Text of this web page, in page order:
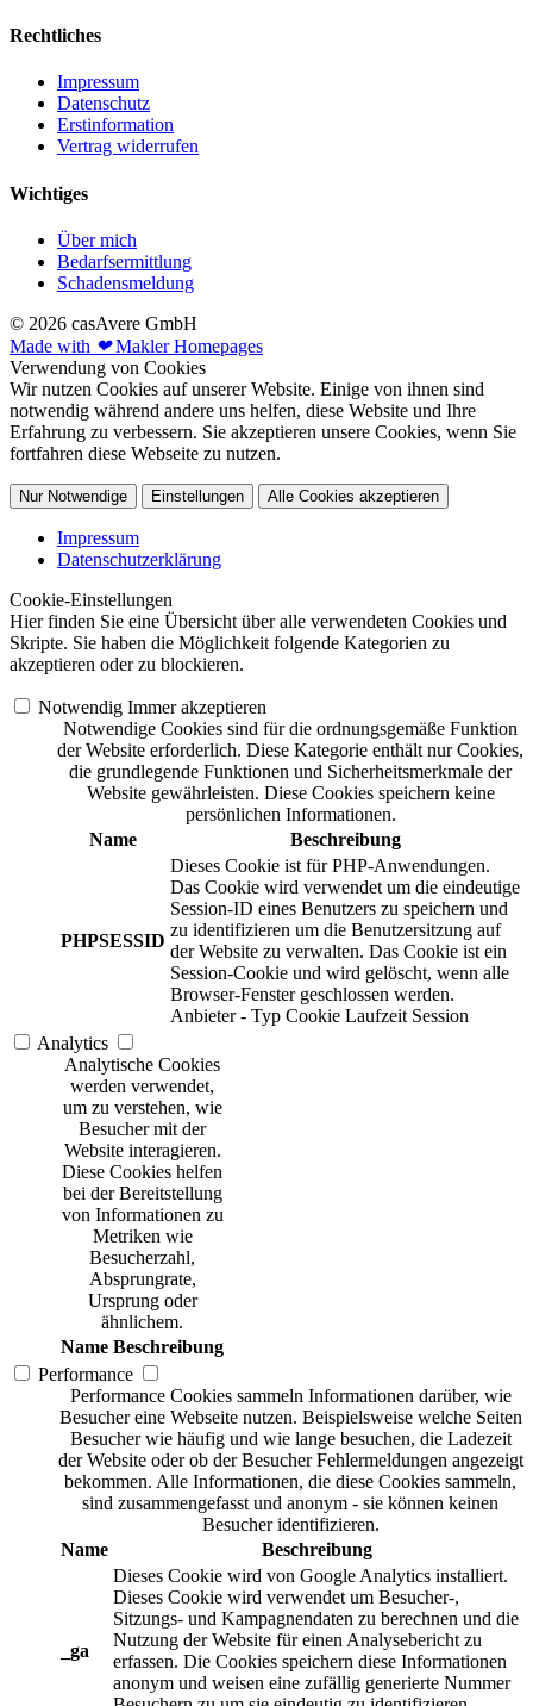
Rechtliches
Impressum
Datenschutz
Erstinformation
Vertrag widerrufen
Wichtiges
Über mich
Bedarfsermittlung
Schadensmeldung
© 2026 casAvere GmbH
Made with ❤Makler Homepages
Verwendung von Cookies
Wir nutzen Cookies auf unserer Website. Einige von ihnen sind
notwendig während andere uns helfen, diese Website und Ihre
Erfahrung zu verbessern. Sie akzeptieren unsere Cookies, wenn Sie
fortfahren diese Webseite zu nutzen.
Nur Notwendige Einstellungen Alle Cookies akzeptieren
Impressum
Datenschutzerklärung
Cookie-Einstellungen
Hier finden Sie eine Übersicht über alle verwendeten Cookies und
Skripte. Sie haben die Möglichkeit folgende Kategorien zu
akzeptieren oder zu blockieren.
Notwendig Immer akzeptieren
Notwendige Cookies sind für die ordnungsgemäße Funktion
der Website erforderlich. Diese Kategorie enthält nur Cookies,
die grundlegende Funktionen und Sicherheitsmerkmale der
Website gewährleisten. Diese Cookies speichern keine
persönlichen Informationen.
Name
Beschreibung
PHPSESSID
Dieses Cookie ist für PHP-Anwendungen.
Das Cookie wird verwendet um die eindeutige
Session-ID eines Benutzers zu speichern und
zu identifizieren um die Benutzersitzung auf
der Website zu verwalten. Das Cookie ist ein
Session-Cookie und wird gelöscht, wenn alle
Browser-Fenster geschlossen werden.
Anbieter - Typ Cookie Laufzeit Session
Analytics
Analytische Cookies
werden verwendet,
um zu verstehen, wie
Besucher mit der
Website interagieren.
Diese Cookies helfen
bei der Bereitstellung
von Informationen zu
Metriken wie
Besucherzahl,
Absprungrate,
Ursprung oder
ähnlichem.
Name Beschreibung
Performance
Performance Cookies sammeln Informationen darüber, wie
Besucher eine Webseite nutzen. Beispielsweise welche Seiten
Besucher wie häufig und wie lange besuchen, die Ladezeit
der Website oder ob der Besucher Fehlermeldungen angezeigt
bekommen. Alle Informationen, die diese Cookies sammeln,
sind zusammengefasst und anonym - sie können keinen
Besucher identifizieren.
Name
Beschreibung
_ga
Dieses Cookie wird von Google Analytics installiert.
Dieses Cookie wird verwendet um Besucher-,
Sitzungs- und Kampagnendaten zu berechnen und die
Nutzung der Website für einen Analysebericht zu
erfassen. Die Cookies speichern diese Informationen
anonym und weisen eine zufällig generierte Nummer